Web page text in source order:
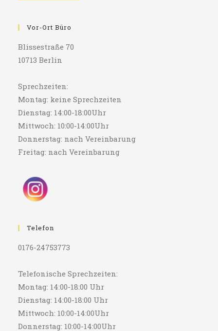
Vor-Ort Büro
Blissestraße 70
10713 Berlin
Sprechzeiten:
Montag: keine Sprechzeiten
Dienstag: 14:00-18:00Uhr
Mittwoch: 10:00-14:00Uhr
Donnerstag: nach Vereinbarung
Freitag: nach Vereinbarung
Telefon
0176-24753773
Telefonische Sprechzeiten:
Montag: 14:00-18:00 Uhr
Dienstag: 14:00-18:00 Uhr
Mittwoch: 10:00-14:00Uhr
Donnerstag: 10:00-14:00Uhr